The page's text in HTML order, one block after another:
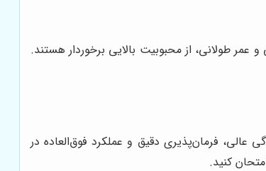
طولانی، از محبوبیت بالایی برخوردار هستند.
عالی، فرمان‌پذیری دقیق و عملکرد فوق‌العاده در
کنید.